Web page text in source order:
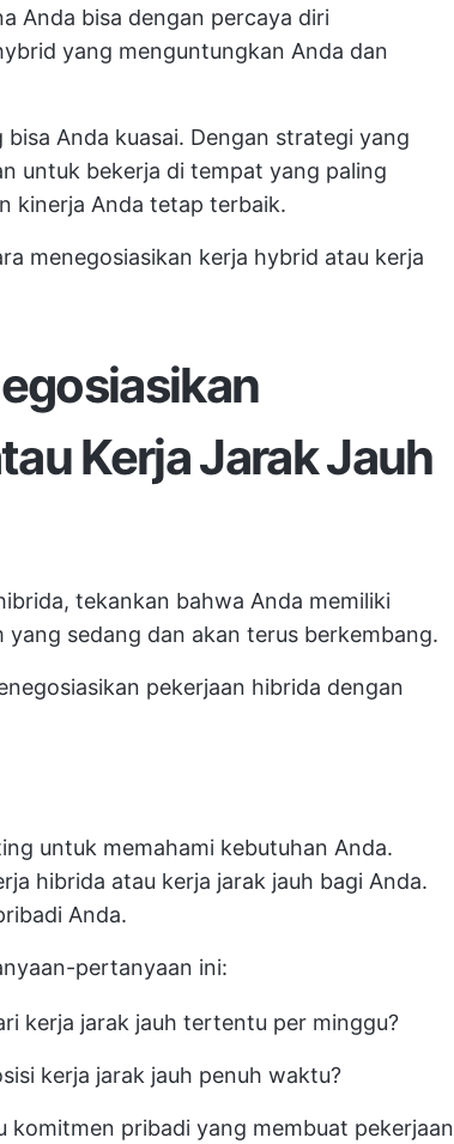
Anda bisa dengan percaya diri
yang menguntungkan Anda dan
Anda kuasai. Dengan strategi yang
untuk bekerja di tempat yang paling
kinerja Anda tetap terbaik.
menegosiasikan kerja hybrid atau kerja
Kerja Jarak Jauh
tekankan bahwa Anda memiliki
sedang dan akan terus berkembang.
pekerjaan hibrida dengan
untuk memahami kebutuhan Anda.
hibrida atau kerja jarak jauh bagi Anda.
Anda.
pertanyaan ini:
kerja jarak jauh tertentu per minggu?
kerja jarak jauh penuh waktu?
komitmen pribadi yang membuat pekerjaan